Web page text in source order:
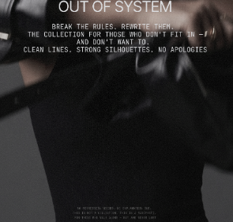
Екатерина Николаева